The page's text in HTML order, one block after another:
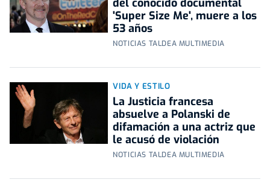
del conocido documental
'Super Size Me', muere a los
53 años
NOTICIAS TALDEA MULTIMEDIA
VIDA Y ESTILO
La Justicia francesa
absuelve a Polanski de
difamación a una actriz que
le acusó de violación
NOTICIAS TALDEA MULTIMEDIA